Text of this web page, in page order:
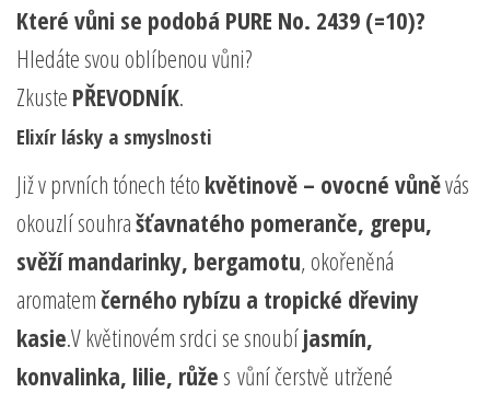
Které vůni se podobá PURE No. 2439 (=10)?
Hledáte svou oblíbenou vůni?
Zkuste PŘEVODNÍK.
Elixír lásky a smyslnosti
Již v prvních tónech této květinově – ovocné vůněvás
okouzlí souhrašťavnatého pomeranče, grepu,
svěží mandarinky, bergamotu, okořeněná
aromatemčerného rybízu a tropické dřeviny
kasie.V květinovém srdci se snoubíjasmín,
konvalinka, lilie, růže s vůní čerstvě utržené